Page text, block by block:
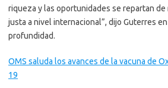
riqueza y las oportunidades se repartan de
justa a nivel internacional”, dijo Guterres
profundidad.
OMS saluda los avances de la vacuna de
19